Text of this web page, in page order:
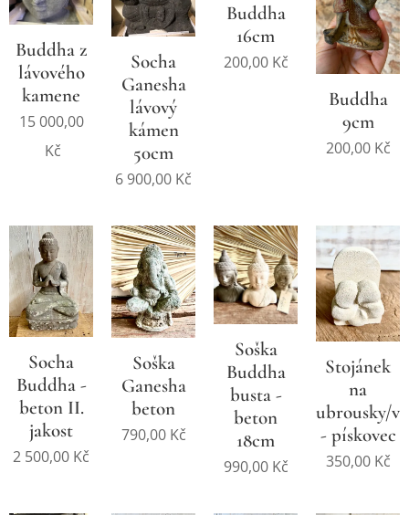
Buddha z
lávového
kamene
15 000,00
Kč
Socha
Ganesha
lávový
kámen
50cm
6 900,00 Kč
Buddha
16cm
200,00Kč
Buddha
9cm
200,00Kč
Socha
Buddha -
beton II.
jakost
2 500,00 Kč
Soška
Ganesha
beton
790,00Kč
Soška
Buddha
busta -
beton
18cm
990,00Kč
Stojánek
na
ubrousky/
- pískovec
350,00Kč